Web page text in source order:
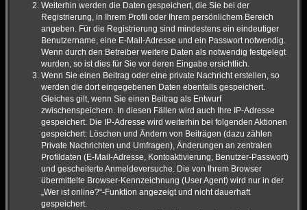
Weiterhin werden die Daten gespeichert, die Sie bei der
Registrierung, in Ihrem Profil oder Ihrem persönlichem Bereich
angeben. Für die Registrierung sind mindestens ein eindeutiger
Benutzername, eine E-Mail-Adresse und ein Passwort notwendig.
Wenn durch den Betreiber weitere Daten als notwendig festgelegt
wurden, so ist dies für Sie vor deren Eingabe ersichtlich.
Wenn Sie einen Beitrag oder eine private Nachricht erstellen, so
werden die dort eingegebenen Daten ebenfalls gespeichert.
Gleiches gilt, wenn Sie einen Beitrag als Entwurf
zwischenspeichern. In diesen Fällen wird auch Ihre IP-Adresse
gespeichert. Die IP-Adresse wird weiterhin bei folgenden Aktionen
gespeichert: Löschen und Ändern von Beiträgen (dazu zählen
Private Nachrichten und Umfragen), Änderungen an zentralen
Profildaten (E-Mail-Adresse, Kontoaktivierung, Benutzer-Passwort)
und gescheiterte Anmeldeversuche. Die von Ihrem Browser
übermittelte Browser-Kennzeichnung (User Agent) wird nur in der
„Wer ist online?“-Funktion angezeigt und nicht dauerhaft
gespeichert.